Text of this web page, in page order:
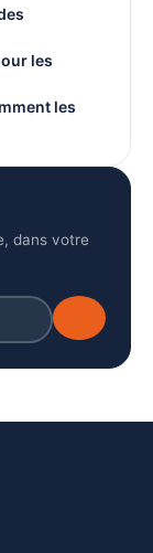
les
les
dans votre